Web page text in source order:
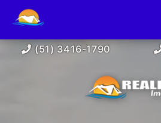
(51) 3416-1790